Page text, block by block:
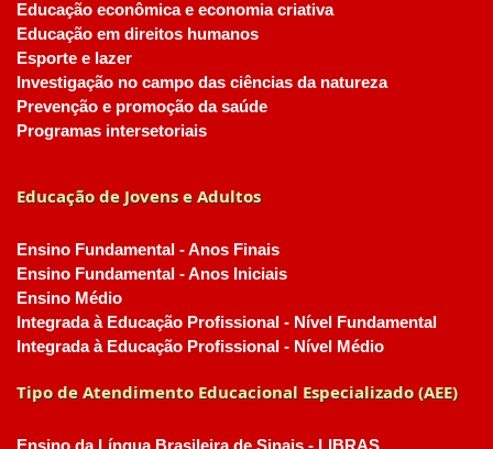
Educação econômica e economia criativa
Educação em direitos humanos
Esporte e lazer
Investigação no campo das ciências da natureza
Prevenção e promoção da saúde
Programas intersetoriais
Educação de Jovens e Adultos
Ensino Fundamental - Anos Finais
Ensino Fundamental - Anos Iniciais
Ensino Médio
Integrada à Educação Profissional - Nível Fundamental
Integrada à Educação Profissional - Nível Médio
Tipo de Atendimento Educacional Especializado (AEE)